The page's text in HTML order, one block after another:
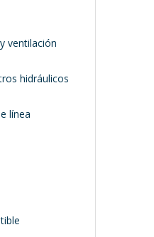
ventilación
hidráulicos
línea